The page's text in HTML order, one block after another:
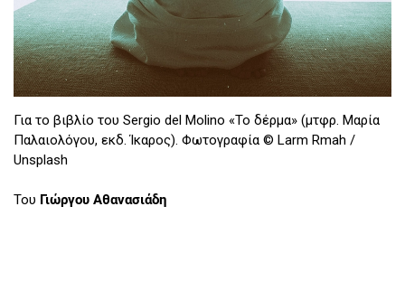
Για το βιβλίο του Sergio del Molino «Το δέρμα» (μτφρ. Μαρία
Παλαιολόγου, εκδ. Ίκαρος). Φωτογραφία © Larm Rmah /
Unsplash
Του Γιώργου Αθανασιάδη